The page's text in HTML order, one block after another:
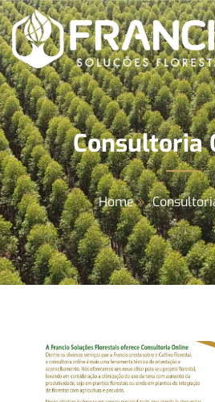
Consultoria
Home